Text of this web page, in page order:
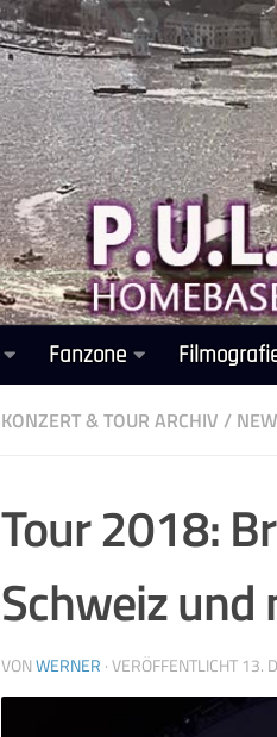
Fanzone
KONZERT & TOUR ARCHIV /
Tour 2018:
Schweiz und
VONWERNER · VERÖFFENTLICHT 13.